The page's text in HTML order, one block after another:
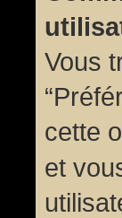
Vous
cette
et